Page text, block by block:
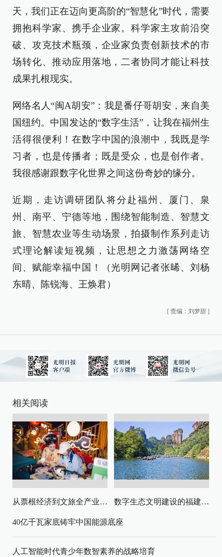
天，我们正在迈向更高阶的“智慧化”时代，需要
拥抱科学家、携手企业家。科学家主攻前沿突
破、攻克技术瓶颈，企业家负责创新技术的市
场转化、推动应用落地，二者协同才能让科技
成果扎根现实。
网络名人“闽A胡安”：我是番仔哥胡安，来自美
国纽约。中国发达的“数字生活”，让我在福州生
活得很便利！在数字中国的浪潮中，我既是学
习者，也是传播者；既是受众，也是创作者。
我很感谢跟数字化世界之间这份奇妙的缘分。
近期，走访调研团队将分赴福州、厦门、泉
州、南平、宁德等地，围绕智能制造、智慧文
旅、智慧农业等生动场景，拍摄制作系列走访
式理论解读短视频，让思想之力激荡网络空
间、赋能幸福中国！（光明网记者张晞、刘杨
东晴、陈锐海、王焕君）
[ 责编：刘梦甜 ]
相关阅读
从票根经济到文旅全产业链升级 数字生态文明建设的福建路径与启示
40亿千瓦家底铸牢中国能源底座
人工智能时代青少年数智素养的战略培育